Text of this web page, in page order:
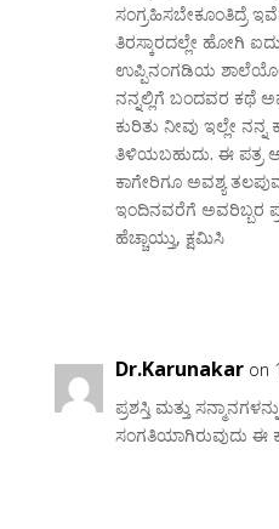
ಸಂಗ್ರಹಿಸಬೇಕೂಂತಿದ್ರೆ
ತಿರಸ್ಕಾರದಲ್ಲೇ ಹೋಗಿ
ಉಪ್ಪಿನಂಗಡಿಯ
ನನ್ನಲ್ಲಿಗೆ ಬಂದವರ ಕಥೆ
ಕುರಿತು ನೀವು ಇಲ್ಲೇ
ತಿಳಿಯಬಹುದು. ಈ ಪತ್ರ
ಕಾಗೇರಿಗೂ ಅವಶ್ಯ
ಇಂದಿನವರೆಗೆ ಅವರಿಬ್ಬರ
ಹೆಚ್ಚಾಯ್ತು, ಕ್ಷಮಿಸಿ
Dr.Karunakar on
ಪ್ರಶಸ್ತಿ ಮತ್ತು
ಸಂಗತಿಯಾಗಿರುವುದು ಈ